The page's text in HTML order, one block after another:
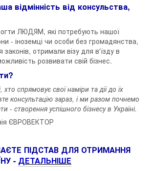
відмінність від консульства,
ЛЮДЯМ, які потребують нашої
- іноземці чи особи без громадянства,
отримали візу для в'їзду в
розвивати свій бізнес.
спрямовує свої наміри та дії до їх
консультацію зараз, і ми разом почнемо
- створення успішного бізнесу в Україні.
ЄВРОВЕКТОР
ПІДСТАВ ДЛЯ ОТРИМАННЯ
- ДЕТАЛЬНІШЕ